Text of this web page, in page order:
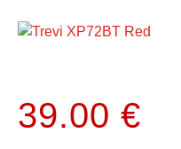
39.00 €